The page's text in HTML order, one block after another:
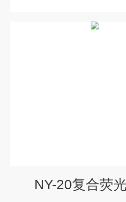
NY-20复合荧